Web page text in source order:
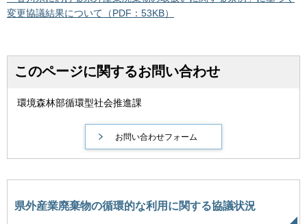
変更協議結果について（PDF：53KB）
このページに関するお問い合わせ
環境森林部循環型社会推進課
県外産業廃棄物の循環的な利用に関する協議状況